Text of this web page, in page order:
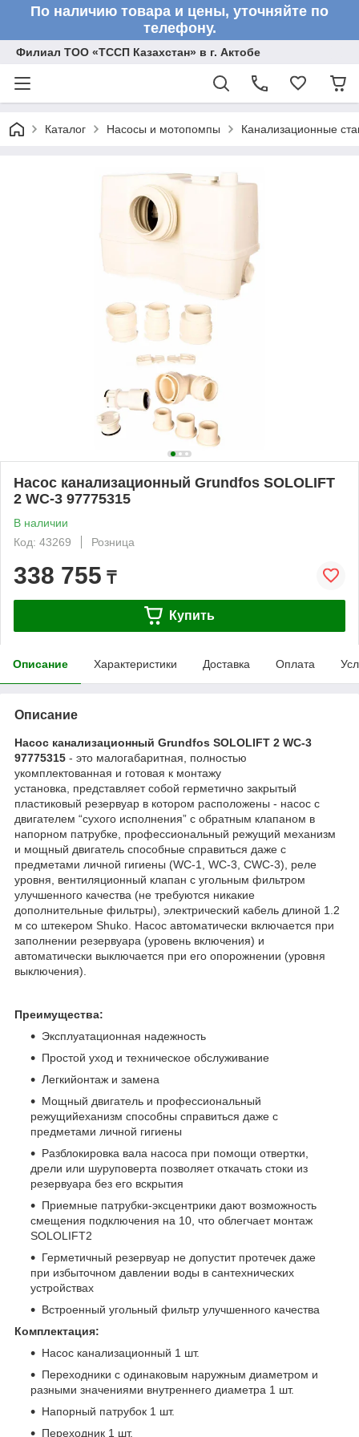
По наличию товара и цены, уточняйте по
телефону.
Филиал ТОО «ТССП Казахстан» в г. Актобе
Каталог Насосы и мотопомпы Канализационные
Насос канализационный Grundfos SOLOLIFT
2 WC-3 97775315
В наличии
Код: 43269
Розница
338 755 ₸
Купить
Описание Характеристики Доставка Оплата
Описание
Насос канализационный Grundfos SOLOLIFT 2 WC-3
97775315 - это малогабаритная, полностью
укомплектованная и готовая к монтажу
установка, представляет собой герметично закрытый
пластиковый резервуар в котором расположены - насос с
двигателем “сухого исполнения” с обратным клапаном в
напорном патрубке, профессиональный режущий механизм
и мощный двигатель способные справиться даже с
предметами личной гигиены (WC-1, WC-3, CWC-3), реле
уровня, вентиляционный клапан с угольным фильтром
улучшенного качества (не требуются никакие
дополнительные фильтры), электрический кабель длиной 1.2
м со штекером Shuko. Насос автоматически включается при
заполнении резервуара (уровень включения) и
автоматически выключается при его опорожнении (уровня
выключения).
Преимущества:
Эксплуатационная надежность
Простой уход и техническое обслуживание
Легкийонтаж и замена
Мощный двигатель и профессиональный
режущийеханизм способны справиться даже с
предметами личной гигиены
Разблокировка вала насоса при помощи отвертки,
дрели или шуруповерта позволяет откачать стоки из
резервуара без его вскрытия
Приемные патрубки-эксцентрики дают возможность
смещения подключения на 10, что облегчает монтаж
SOLOLIFT2
Герметичный резервуар не допустит протечек даже
при избыточном давлении воды в сантехнических
устройствах
Встроенный угольный фильтр улучшенного качества
Комплектация:
Насос канализационный 1 шт.
Переходники с одинаковым наружным диаметром и
разными значениями внутреннего диаметра 1 шт.
Напорный патрубок 1 шт.
Переходник 1 шт.